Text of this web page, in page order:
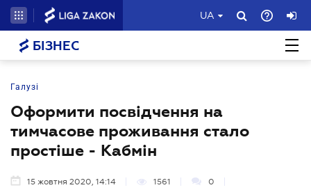
UA
БІЗНЕС
Галузі
Оформити посвідчення на
тимчасове проживання стало
простіше - Кабмін
15 жовтня 2020, 14:14 1561 0